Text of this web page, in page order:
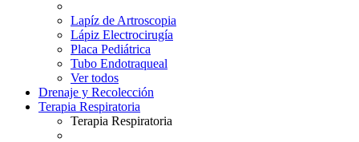
Lapíz de Artroscopia
Lápiz Electrocirugía
Placa Pediátrica
Tubo Endotraqueal
Ver todos
Drenaje y Recolección
Terapia Respiratoria
Terapia Respiratoria